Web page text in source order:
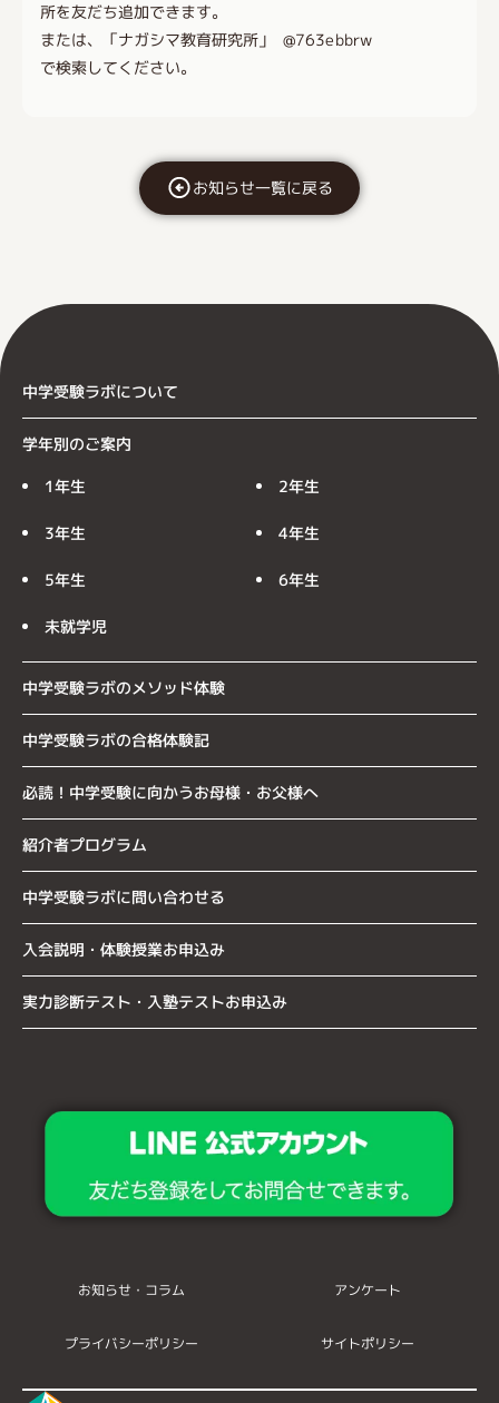
所を友だち追加できます。
または、「ナガシマ教育研究所」 @763ebbrw
で検索してください。
お知らせ一覧に戻る
中学受験ラボについて
学年別のご案内
1年生 2年生
3年生 4年生
5年生 6年生
未就学児
中学受験ラボのメソッド体験
中学受験ラボの合格体験記
必読！中学受験に向かうお母様・お父様へ
紹介者プログラム
中学受験ラボに問い合わせる
入会説明・体験授業お申込み
実力診断テスト・入塾テストお申込み
お知らせ・コラム アンケート
プライバシーポリシー サイトポリシー